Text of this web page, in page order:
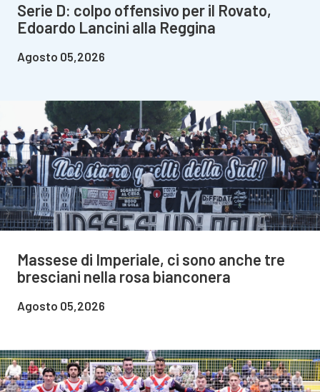
Serie D: colpo offensivo per il Rovato,
Edoardo Lancini alla Reggina
Agosto 05,2026
Massese di Imperiale, ci sono anche tre
bresciani nella rosa bianconera
Agosto 05,2026